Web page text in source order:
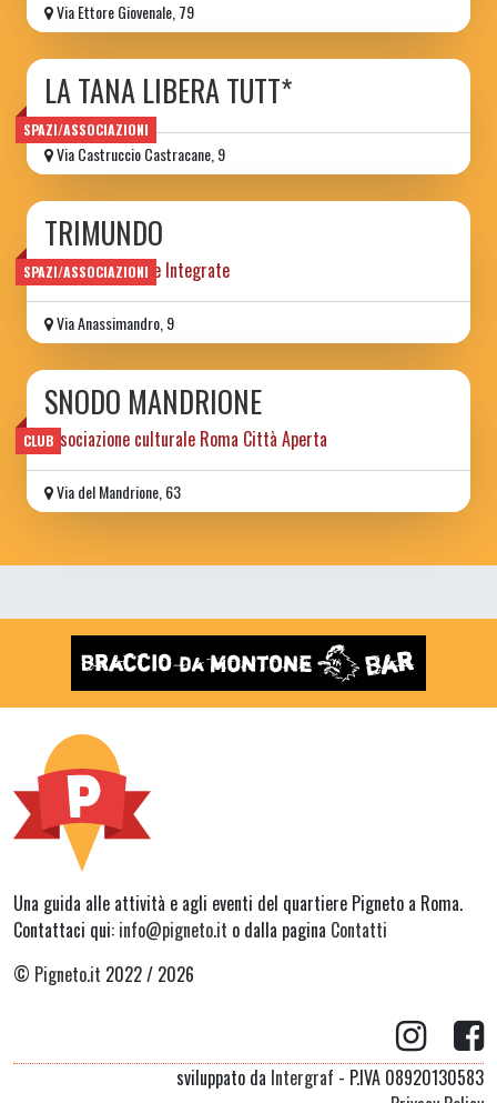
Via Ettore Giovenale, 79
SPAZI/ASSOCIAZIONI
LA TANA LIBERA TUTT*
Via Castruccio Castracane, 9
SPAZI/ASSOCIAZIONI
TRIMUNDO
Centro Discipline Integrate
Via Anassimandro, 9
CLUB
SNODO MANDRIONE
associazione culturale Roma Città Aperta
Via del Mandrione, 63
Una guida alle attività e agli eventi del quartiere Pigneto a Roma.
Contattaci qui: info@pigneto.it o dalla pagina Contatti
© Pigneto.it 2022 / 2026
sviluppato da Intergraf - P.IVA 08920130583